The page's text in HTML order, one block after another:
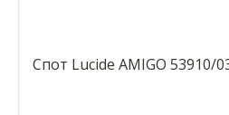
Спот Lucide AMIGO 53910/